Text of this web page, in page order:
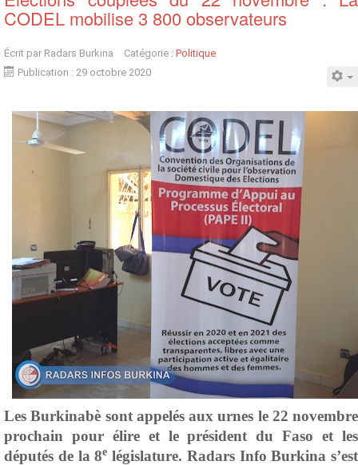
CODEL mobilise 3 800 observateurs
Écrit par Radars Burkina Catégorie : Politique
Publication : 29 octobre 2020
Les Burkinabè sont appelés aux urnes le 22 novembre
prochain pour élire et le président du Faso et les
députés de la 8e législature. Radars Info Burkina s’est